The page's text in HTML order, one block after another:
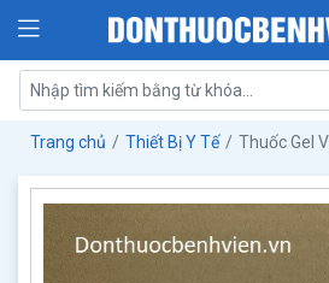
Trang chủ Thiết Bị Y Tế Thuốc Gel